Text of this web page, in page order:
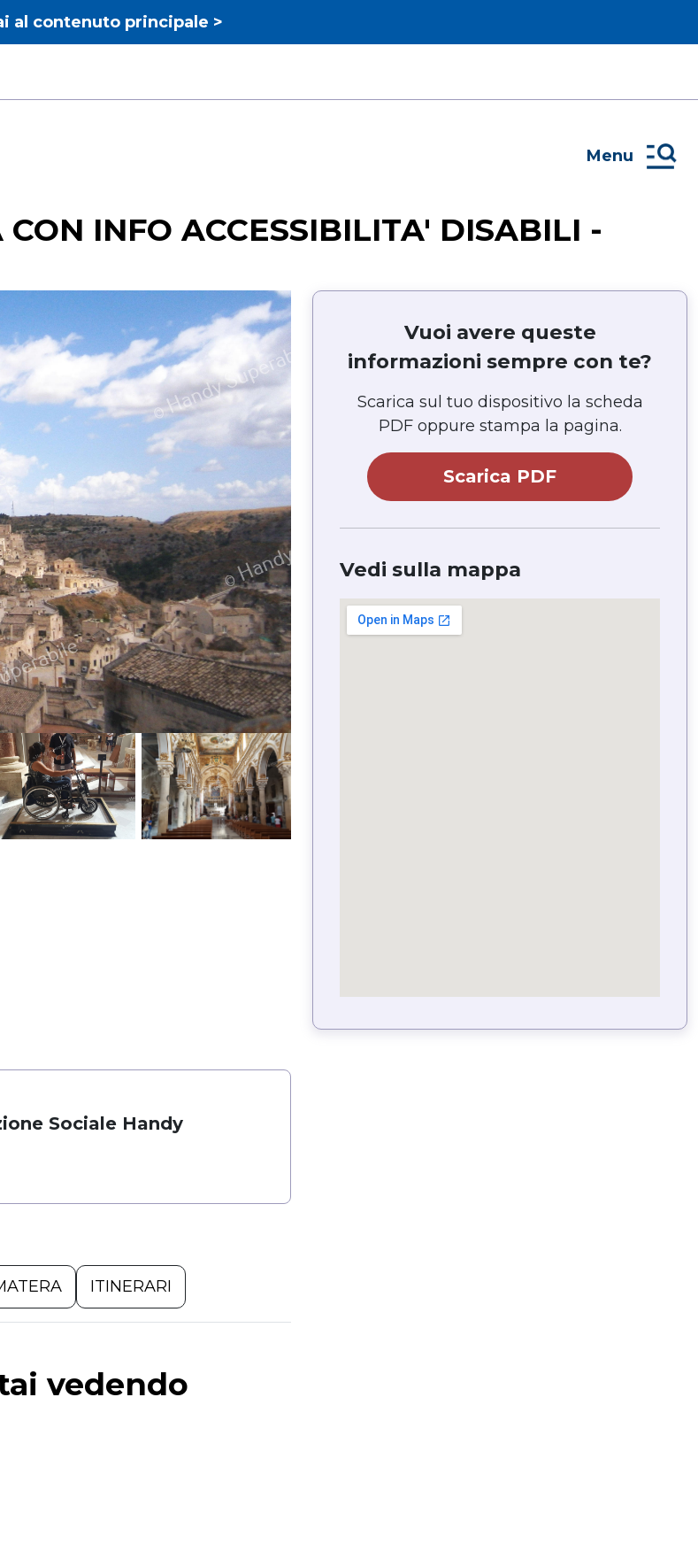
al contenuto principale >
Menu
INFO ACCESSIBILITA' DISABILI -
Sociale Handy
ITINERARI
vedendo
Vuoi avere queste
informazioni sempre con te?
Scarica sul tuo dispositivo la scheda
PDF oppure stampa la pagina.
Scarica PDF
Vedi sulla mappa